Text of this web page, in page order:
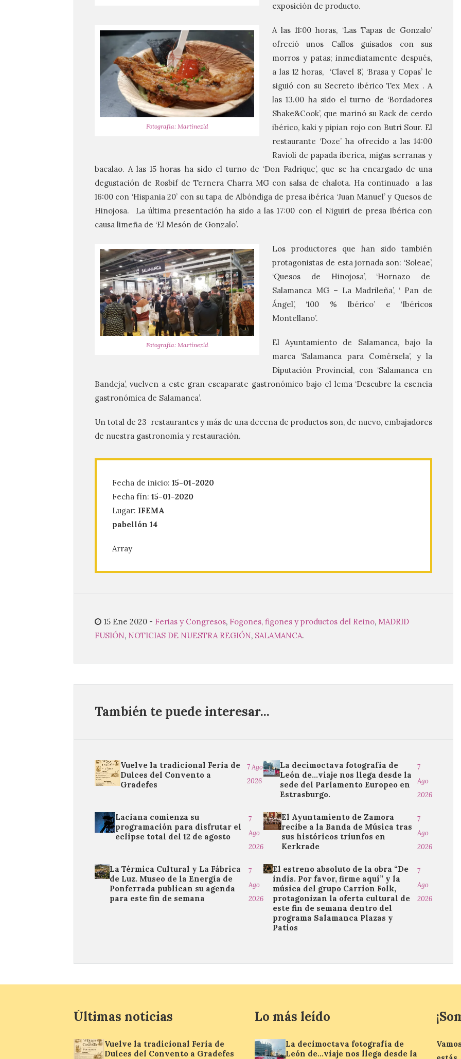
exposición de producto.
Fotografía: Martínezld
A las 11:00 horas, ‘Las Tapas de Gonzalo’
ofreció unos Callos guisados con sus
morros y patas; inmediatamente después,
a las 12 horas, ‘Clavel 8’, ‘Brasa y Copas’ le
siguió con su Secreto ibérico Tex Mex . A
las 13.00 ha sido el turno de ‘Bordadores
Shake&Cook’, que marinó su Rack de cerdo
ibérico, kaki y pipian rojo con Butri Sour. El
restaurante ‘Doze’ ha ofrecido a las 14:00
Ravioli de papada iberica, migas serranas y
bacalao. A las 15 horas ha sido el turno de ‘Don Fadrique’, que se ha encargado de una
degustación de Rosbif de Ternera Charra MG con salsa de chalota. Ha continuado a las
16:00 con ‘Hispania 20’ con su tapa de Albóndiga de presa ibérica ‘Juan Manuel’ y Quesos de
Hinojosa. La última presentación ha sido a las 17:00 con el Niguiri de presa Ibérica con
causa limeña de ‘El Mesón de Gonzalo’.
Fotografía: Martínezld
Los productores que han sido también
protagonistas de esta jornada son: ‘Soleae’,
‘Quesos de Hinojosa’, ‘Hornazo de
Salamanca MG – La Madrileña’, ‘ Pan de
Ángel’, ‘100 % Ibérico’ e ‘Ibéricos
Montellano’.
El Ayuntamiento de Salamanca, bajo la
marca ‘Salamanca para Comérsela’, y la
Diputación Provincial, con ‘Salamanca en
Bandeja’, vuelven a este gran escaparate gastronómico bajo el lema ‘Descubre la esencia
gastronómica de Salamanca’.
Un total de 23 restaurantes y más de una decena de productos son, de nuevo, embajadores
de nuestra gastronomía y restauración.
Fecha de inicio: 15-01-2020
Fecha fín: 15-01-2020
Lugar: IFEMA
pabellón 14
Array
15 Ene 2020 - Ferias y Congresos, Fogones, figones y productos del Reino, MADRID
FUSIÓN, NOTICIAS DE NUESTRA REGIÓN, SALAMANCA.
También te puede interesar...
Vuelve la tradicional Feria de
Dulces del Convento a
Gradefes
7 Ago
2026
La decimoctava fotografía de
León de…viaje nos llega desde la
sede del Parlamento Europeo en
Estrasburgo.
7
Ago
2026
Laciana comienza su
programación para disfrutar el
eclipse total del 12 de agosto
7
Ago
2026
El Ayuntamiento de Zamora
recibe a la Banda de Música tras
sus históricos triunfos en
Kerkrade
7
Ago
2026
La Térmica Cultural y La Fábrica
de Luz. Museo de la Energía de
Ponferrada publican su agenda
para este fin de semana
7
Ago
2026
El estreno absoluto de la obra “De
indis. Por favor, firme aquí” y la
música del grupo Carrion Folk,
protagonizan la oferta cultural de
este fin de semana dentro del
programa Salamanca Plazas y
Patios
7
Ago
2026
Últimas noticias
Vuelve la tradicional Feria de
Dulces del Convento a Gradefes
Lo más leído
La decimoctava fotografía de
León de…viaje nos llega desde la